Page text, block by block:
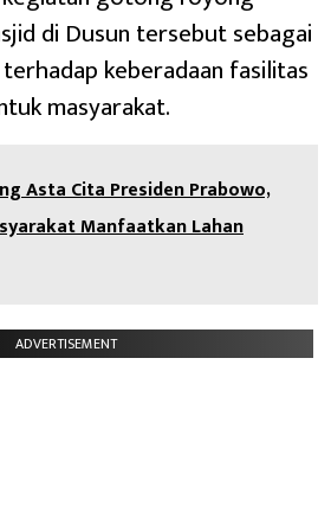
di Dusun tersebut sebagai
keberadaan fasilitas
masyarakat.
Asta Cita Presiden Prabowo,
Manfaatkan Lahan
ADVERTISEMENT